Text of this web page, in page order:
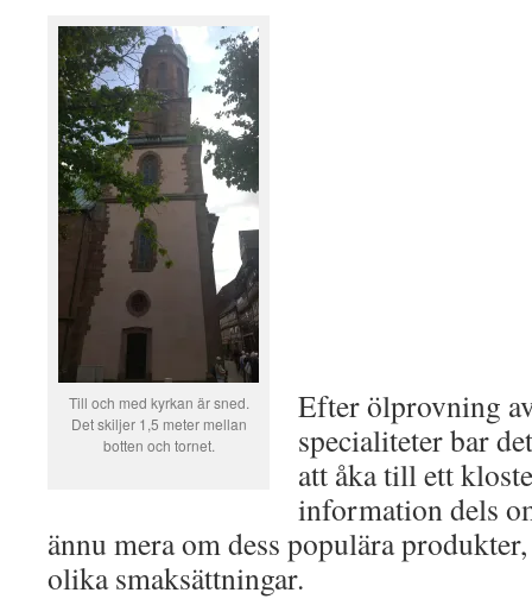
Till och med kyrkan är sned.
Det skiljer 1,5 meter mellan
botten och tornet.
Efter ölprovning
specialiteter bar
att åka till ett
information dels
ännu mera om dess populära
olika smaksättningar.